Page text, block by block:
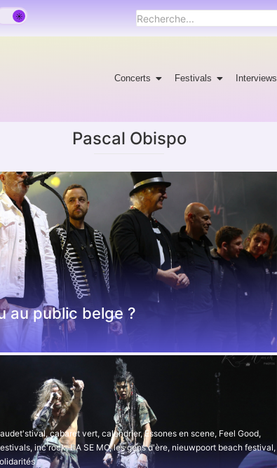
Concerts Festivals Interviews
Pascal Obispo
au public belge ?
, cabaret vert, calendrier, Essones en scene, Feel Good,
, inc'rock, LA SE MO, les gens d'ère, nieuwpoort beach festival,